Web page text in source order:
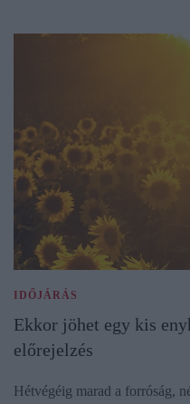
IDŐJÁRÁS
Ekkor jöhet egy kis
előrejelzés
Hétvégéig marad a forróság,